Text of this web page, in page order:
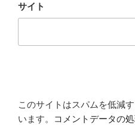
サイト
このサイトはスパムを低減
います。
コメントデータの